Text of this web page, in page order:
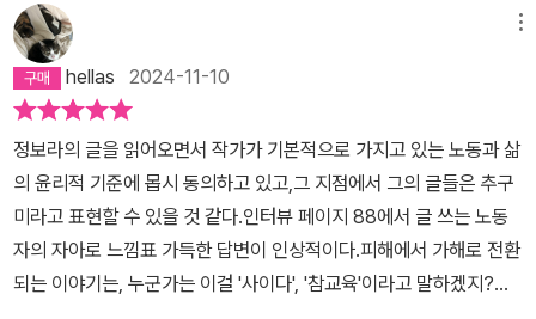
hellas 2024-11-10
정보라의 글을 읽어오면서 작가가 기본적으로 가지고 있는 노동과 삶
의 윤리적 기준에 몹시 동의하고 있고,그 지점에서 그의 글들은 추구
미라고 표현할 수 있을 것 같다.인터뷰 페이지 88에서 글 쓰는 노동
자의 자아로 느낌표 가득한 답변이 인상적이다.피해에서 가해로 전환
되는 이야기는, 누군가는 이걸 '사이다', '참교육'이라고 말하겠지?그